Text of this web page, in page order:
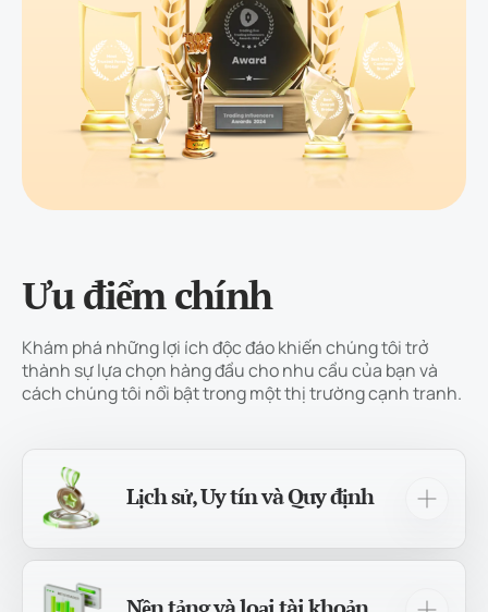
Ưu điểm chính
Khám phá những lợi ích độc đáo khiến chúng tôi trở
thành sự lựa chọn hàng đầu cho nhu cầu của bạn và
cách chúng tôi nổi bật trong một thị trường cạnh tranh.
Lịch sử, Uy tín và Quy định
Trong hơn 12 năm qua, chúng tôi đã trở thành
một công ty môi giới uy tín và giàu kinh nghiệm,
phục vụ hơn 1.000.000 nhà giao dịch trên toàn